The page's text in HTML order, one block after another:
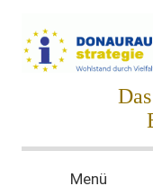
Inhalt
springen
Menü